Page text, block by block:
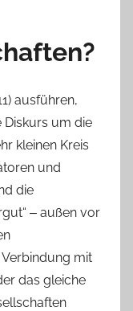
ausführen,
Diskurs um die
kleinen Kreis
und
die
‒ außen vor
Verbindung mit
das gleiche